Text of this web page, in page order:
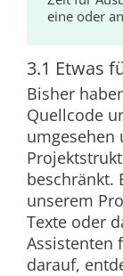
eine oder
3.1 Etwas
Bisher
Quellcode
umgesehen
beschränkt.
unserem
Texte oder
Assistenten
darauf,